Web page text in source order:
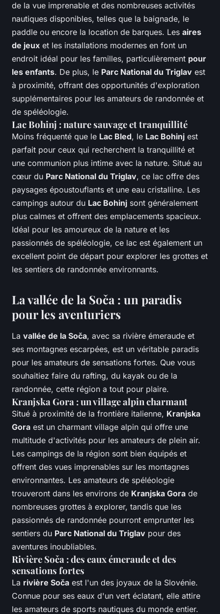
de la vue imprenable et des nombreuses activités
nautiques disponibles, telles que la baignade, le
paddle ou encore la location de barques. Les aires
de jeux et les installations modernes en font un
endroit idéal pour les familles, particulièrement pour
les enfants. De plus, le Parc National du Triglav est
à proximité, offrant des opportunités d'exploration
supplémentaires pour les amateurs de randonnée et
de spéléologie.
Lac Bohinj : nature sauvage et tranquillité
Moins fréquenté que le Lac Bled, le Lac Bohinj est
parfait pour ceux qui recherchent la tranquillité et
une communion plus intime avec la nature. Situé au
cœur du Parc National du Triglav, ce lac offre des
paysages époustouflants et une eau cristalline. Les
campings autour du Lac Bohinj sont généralement
plus calmes et offrent des emplacements spacieux.
Idéal pour les amoureux de la nature et les
passionnés de spéléologie, ce lac est également un
excellent point de départ pour explorer les grottes et
les sentiers de randonnée environnants.
La vallée de la Soča : un paradis
pour les aventuriers
La vallée de la Soča, avec sa rivière émeraude et
ses montagnes escarpées, est un véritable paradis
pour les amateurs de sensations fortes. Que vous
souhaitiez faire du rafting, du kayak ou de la
randonnée, cette région a tout pour plaire.
Kranjska Gora : un village alpin charmant
Situé à proximité de la frontière italienne, Kranjska
Gora est un charmant village alpin qui offre une
multitude d'activités pour les amateurs de plein air.
Les campings de la région sont bien équipés et
offrent des vues imprenables sur les montagnes
environnantes. Les amateurs de spéléologie
trouveront dans les environs de Kranjska Gora de
nombreuses grottes à explorer, tandis que les
passionnés de randonnée pourront emprunter les
sentiers du Parc National du Triglav pour des
aventures inoubliables.
Rivière Soča : des eaux émeraude et des
sensations fortes
La rivière Soča est l'un des joyaux de la Slovénie.
Connue pour ses eaux d'un vert éclatant, elle attire
les amateurs de sports nautiques du monde entier.